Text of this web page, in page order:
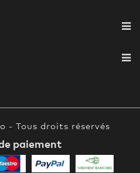
- Tous droits réservés
paiement